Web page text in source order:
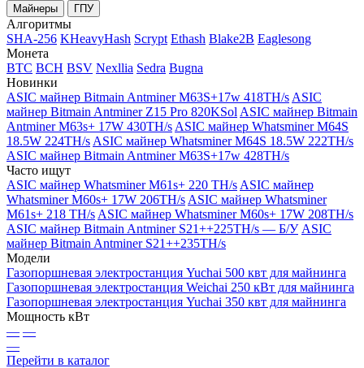
Майнеры ГПУ
Алгоритмы
SHA-256 KHeavyHash Scrypt Ethash Blake2B Eaglesong
Монета
BTC BCH BSV Nexllia Sedra Bugna
Новинки
ASIC майнер Bitmain Antminer M63S+17w 418TH/s ASIC
майнер Bitmain Antminer Z15 Pro 820KSol ASIC майнер Bitmain
Antminer M63s+ 17W 430TH/s ASIC майнер Whatsminer M64S
18.5W 224TH/s ASIC майнер Whatsminer M64S 18.5W 222TH/s
ASIC майнер Bitmain Antminer M63S+17w 428TH/s
Часто ищут
ASIC майнер Whatsminer M61s+ 220 TH/s ASIC майнер
Whatsminer M60s+ 17W 206TH/s ASIC майнер Whatsminer
M61s+ 218 TH/s ASIC майнер Whatsminer M60s+ 17W 208TH/s
ASIC майнер Bitmain Antminer S21++225TH/s — Б/У ASIC
майнер Bitmain Antminer S21++235TH/s
Модели
Газопоршневая электростанция Yuchai 500 квт для майнинга
Газопоршневая электростанция Weichai 250 кВт для майнинга
Газопоршневая электростанция Yuchai 350 квт для майнинга
Мощность кВт
— —
—
Перейти в каталог